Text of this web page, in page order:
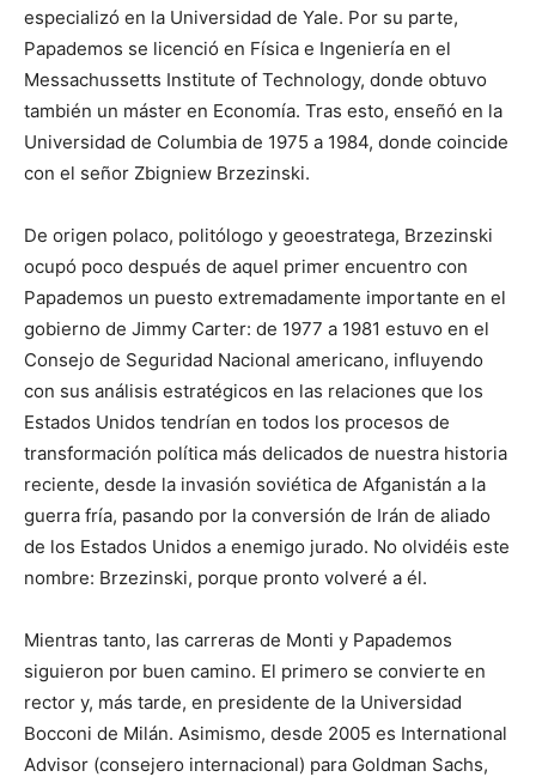
especializó en la Universidad de Yale. Por su parte,
Papademos se licenció en Física e Ingeniería en el
Messachussetts Institute of Technology, donde obtuvo
también un máster en Economía. Tras esto, enseñó en la
Universidad de Columbia de 1975 a 1984, donde coincide
con el señor Zbigniew Brzezinski.
De origen polaco, politólogo y geoestratega, Brzezinski
ocupó poco después de aquel primer encuentro con
Papademos un puesto extremadamente importante en el
gobierno de Jimmy Carter: de 1977 a 1981 estuvo en el
Consejo de Seguridad Nacional americano, influyendo
con sus análisis estratégicos en las relaciones que los
Estados Unidos tendrían en todos los procesos de
transformación política más delicados de nuestra historia
reciente, desde la invasión soviética de Afganistán a la
guerra fría, pasando por la conversión de Irán de aliado
de los Estados Unidos a enemigo jurado. No olvidéis este
nombre: Brzezinski, porque pronto volveré a él.
Mientras tanto, las carreras de Monti y Papademos
siguieron por buen camino. El primero se convierte en
rector y, más tarde, en presidente de la Universidad
Bocconi de Milán. Asimismo, desde 2005 es International
Advisor (consejero internacional) para Goldman Sachs,